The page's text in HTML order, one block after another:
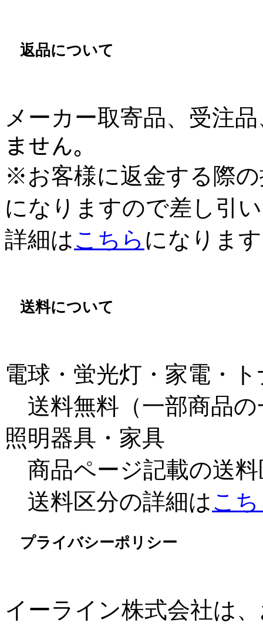
返品について
メーカー取寄品、受注
ません。
※お客様に返金する際
になりますので差し引
詳細はこちら になりま
送料について
電球・蛍光灯・家電・
送料無料（一部商品の
照明器具・家具
商品ページ記載の送
送料区分の詳細はこ
プライバシーポリシー
イーライン株式会社は